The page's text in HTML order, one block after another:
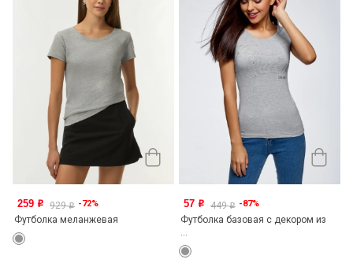
259 o 929o -72%
Футболка меланжевая
57 o 449o -87%
Футболка базовая с декором из